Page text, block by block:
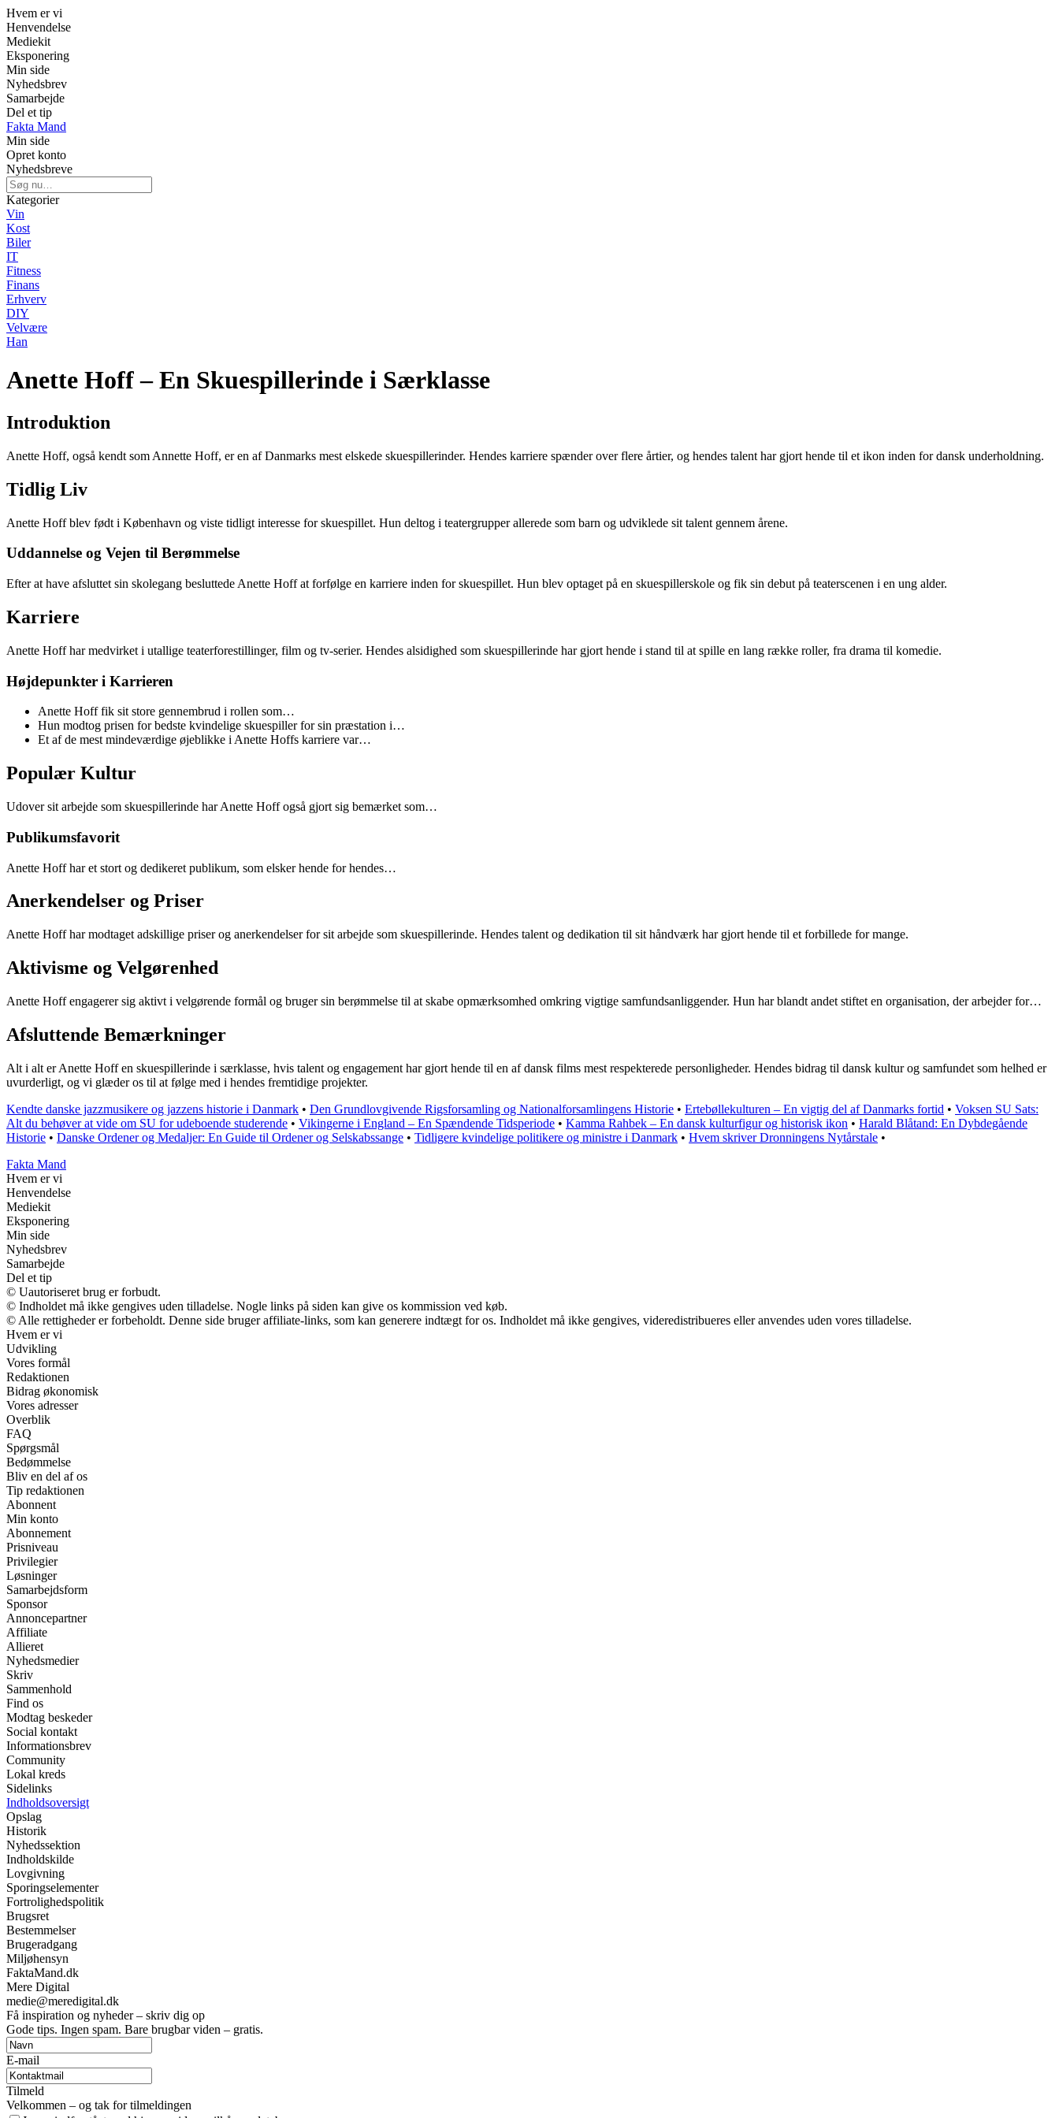
Hvem er vi
Henvendelse
Mediekit
Eksponering
Min side
Nyhedsbrev
Samarbejde
Del et tip
Fakta Mand
Min side
Opret konto
Nyhedsbreve
Kategorier
Vin
Kost
Biler
IT
Fitness
Finans
Erhverv
DIY
Velvære
Han
Anette Hoff – En Skuespillerinde i Særklasse
Introduktion
Anette Hoff, også kendt som Annette Hoff, er en af Danmarks mest elskede skuespillerinder. Hendes karriere spænder over flere årtier, og hendes talent har gjort hende til et ikon inden for dansk underholdning.
Tidlig Liv
Anette Hoff blev født i København og viste tidligt interesse for skuespillet. Hun deltog i teatergrupper allerede som barn og udviklede sit talent gennem årene.
Uddannelse og Vejen til Berømmelse
Efter at have afsluttet sin skolegang besluttede Anette Hoff at forfølge en karriere inden for skuespillet. Hun blev optaget på en skuespillerskole og fik sin debut på teaterscenen i en ung alder.
Karriere
Anette Hoff har medvirket i utallige teaterforestillinger, film og tv-serier. Hendes alsidighed som skuespillerinde har gjort hende i stand til at spille en lang række roller, fra drama til komedie.
Højdepunkter i Karrieren
Anette Hoff fik sit store gennembrud i rollen som…
Hun modtog prisen for bedste kvindelige skuespiller for sin præstation i…
Et af de mest mindeværdige øjeblikke i Anette Hoffs karriere var…
Populær Kultur
Udover sit arbejde som skuespillerinde har Anette Hoff også gjort sig bemærket som…
Publikumsfavorit
Anette Hoff har et stort og dedikeret publikum, som elsker hende for hendes…
Anerkendelser og Priser
Anette Hoff har modtaget adskillige priser og anerkendelser for sit arbejde som skuespillerinde. Hendes talent og dedikation til sit håndværk har gjort hende til et forbillede for mange.
Aktivisme og Velgørenhed
Anette Hoff engagerer sig aktivt i velgørende formål og bruger sin berømmelse til at skabe opmærksomhed omkring vigtige samfundsanliggender. Hun har blandt andet stiftet en organisation, der arbejder for…
Afsluttende Bemærkninger
Alt i alt er Anette Hoff en skuespillerinde i særklasse, hvis talent og engagement har gjort hende til en af dansk films mest respekterede personligheder. Hendes bidrag til dansk kultur og samfundet som helhed er
uvurderligt, og vi glæder os til at følge med i hendes fremtidige projekter.
Kendte danske jazzmusikere og jazzens historie i Danmark • Den Grundlovgivende Rigsforsamling og Nationalforsamlingens Historie • Ertebøllekulturen – En vigtig del af Danmarks fortid • Voksen SU Sats:
Alt du behøver at vide om SU for udeboende studerende • Vikingerne i England – En Spændende Tidsperiode • Kamma Rahbek – En dansk kulturfigur og historisk ikon • Harald Blåtand: En Dybdegående
Historie • Danske Ordener og Medaljer: En Guide til Ordener og Selskabssange • Tidligere kvindelige politikere og ministre i Danmark • Hvem skriver Dronningens Nytårstale •
Fakta Mand
Hvem er vi
Henvendelse
Mediekit
Eksponering
Min side
Nyhedsbrev
Samarbejde
Del et tip
© Uautoriseret brug er forbudt.
© Indholdet må ikke gengives uden tilladelse. Nogle links på siden kan give os kommission ved køb.
© Alle rettigheder er forbeholdt. Denne side bruger affiliate-links, som kan generere indtægt for os. Indholdet må ikke gengives, videredistribueres eller anvendes uden vores tilladelse.
Hvem er vi
Udvikling
Vores formål
Redaktionen
Bidrag økonomisk
Vores adresser
Overblik
FAQ
Spørgsmål
Bedømmelse
Bliv en del af os
Tip redaktionen
Abonnent
Min konto
Abonnement
Prisniveau
Privilegier
Løsninger
Samarbejdsform
Sponsor
Annoncepartner
Affiliate
Allieret
Nyhedsmedier
Skriv
Sammenhold
Find os
Modtag beskeder
Social kontakt
Informationsbrev
Community
Lokal kreds
Sidelinks
Indholdsoversigt
Opslag
Historik
Nyhedssektion
Indholdskilde
Lovgivning
Sporingselementer
Fortrolighedspolitik
Brugsret
Bestemmelser
Brugeradgang
Miljøhensyn
FaktaMand.dk
Mere Digital
medie@meredigital.dk
Få inspiration og nyheder – skriv dig op
Gode tips. Ingen spam. Bare brugbar viden – gratis.
E-mail
Tilmeld
Velkommen – og tak for tilmeldingen